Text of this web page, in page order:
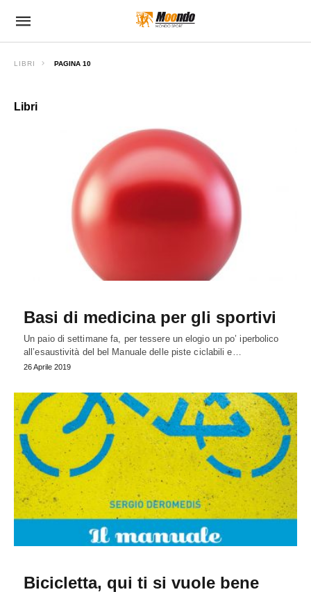
LIBRI PAGINA 10
Libri
Basi di medicina per gli sportivi
Un paio di settimane fa, per tessere un elogio un po’ iperbolico
all’esaustività del bel Manuale delle piste ciclabili e…
26 Aprile 2019
Bicicletta, qui ti si vuole bene